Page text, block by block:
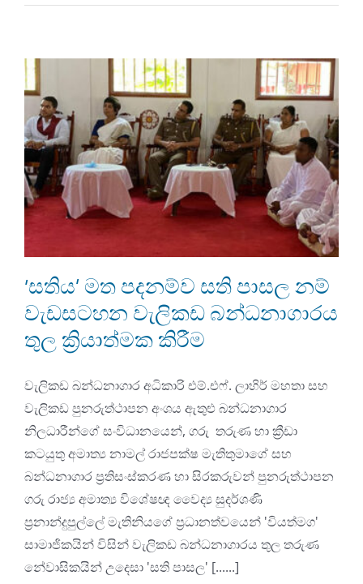
‘සතිය’ මත පදනම්ව සති පාසල නම්
වැඩසටහන වැලිකඩ බන්ධනාගාරය
තුල ක්‍රියාත්මක කිරීම
වැලිකඩ බන්ධනාගාර අධිකාරි එම්.එෆ්. ලාහිර් මහතා සහ
වැලිකඩ පුනරුත්ථාපන අංශය ඇතුළු බන්ධනාගාර
නිලධාරීන්ගේ සංවිධානයෙන්, ගරු තරුණ හා ක්‍රීඩා
කටයුතු අමාත්‍ය නාමල් රාජපක්ෂ මැතිතුමාගේ සහ
බන්ධනාගාර ප්‍රතිසංස්කරණ හා සිරකරුවන් පුනරුත්ථාපන
ගරු රාජ්‍ය අමාත්‍ය විශේෂඥ වෛද්‍ය සුදර්ශණි
ප්‍රනාන්දුපුල්ලේ මැතිනියගේ ප්‍රධානත්වයෙන් 'වියත්මග'
සාමාජිකයින් විසින් වැලිකඩ බන්ධනාගාරය තුල තරුණ
නේවාසිකයින් උදෙසා 'සති පාසල' [......]